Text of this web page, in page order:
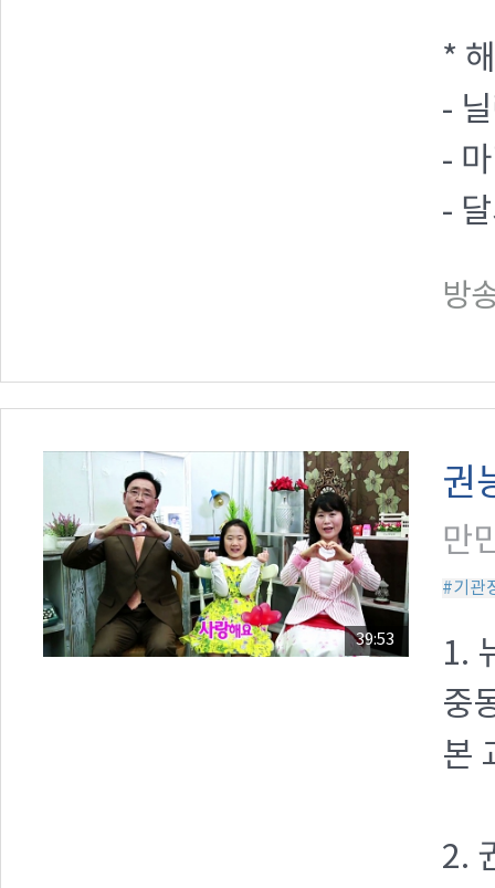
*
-
-
-
방
39:53
권
만
#기관
1.
중
본
2.